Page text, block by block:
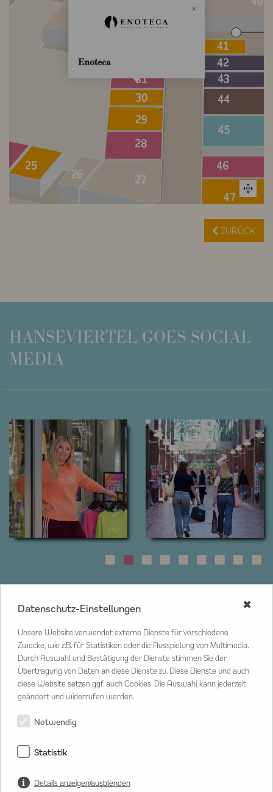
Enoteca
ZURÜCK
HANSEVIERTEL GOES SOCIAL
MEDIA
CENTER MANAGEMENT
Poststraße 33
20354 Hamburg
040 80 802 02 20
info@hanseviertel.de
Center Manager
Datenschutz-Einstellungen
Unsere Website verwendet externe Dienste für verschiedene
Zwecke, wie z.B. für Statistiken oder die Ausspielung von Multimedia.
Durch Auswahl und Bestätigung der Dienste stimmen Sie der
Übertragung von Daten an diese Dienste zu. Diese Dienste und auch
diese Website setzen ggf. auch Cookies. Die Auswahl kann jederzeit
geändert und widerrufen werden.
Notwendig
Statistik
Details anzeigen/ausblenden
✖